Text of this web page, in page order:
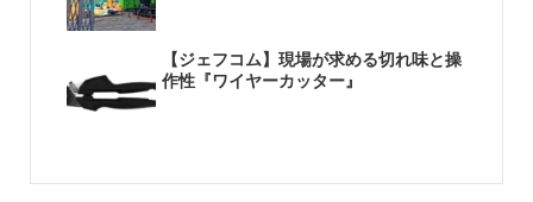
【ジェフコム】現場が求める切れ味と操
作性『ワイヤーカッター』